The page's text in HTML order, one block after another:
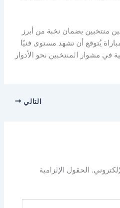
منتخبين يضمان نخبة من أبرز
يُتوقع أن تشهد مستوى فنيًا
مشوار المنتخبين نحو الأدوار
التالي
الحقول الإلزامية